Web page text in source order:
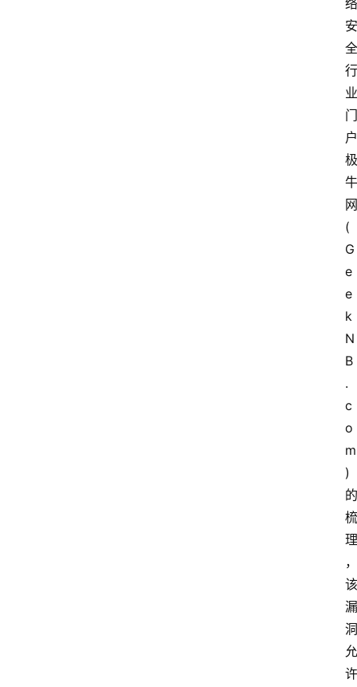
络
安
全
行
业
门
户
极
牛
网
(
G
e
e
k
N
B
.
c
o
m
)
的
梳
理
，
该
漏
洞
允
许